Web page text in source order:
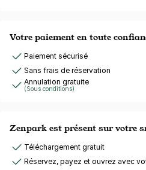
Votre paiement en toute
Paiement sécurisé
Sans frais de réservation
Annulation gratuite
(Sous conditions)
Zenpark est présent sur votre
Téléchargement gratuit
Réservez, payez et ouvrez avec